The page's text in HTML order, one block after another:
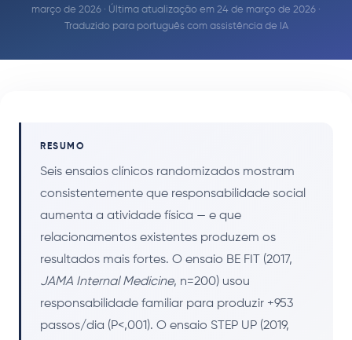
março de 2026 · Última atualização em 24 de março de 2026 ·
Traduzido para português com assistência de IA
RESUMO
Seis ensaios clínicos randomizados mostram
consistentemente que responsabilidade social
aumenta a atividade física — e que
relacionamentos existentes produzem os
resultados mais fortes. O ensaio BE FIT (2017,
JAMA Internal Medicine, n=200) usou
responsabilidade familiar para produzir +953
passos/dia (P<,001). O ensaio STEP UP (2019,